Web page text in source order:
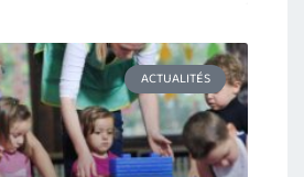
ACTUALITÉS